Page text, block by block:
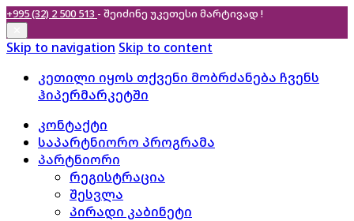
+995 (32) 2 500 513 - შეიძინე უკეთესი მარტივად !
Skip to navigation Skip to content
კეთილი იყოს თქვენი მობრძანება ჩვენს
ჰიპერმარკეტში
კონტაქტი
საპარტნიორო პროგრამა
პარტნიორი
რეგისტრაცია
შესვლა
პირადი კაბინეტი